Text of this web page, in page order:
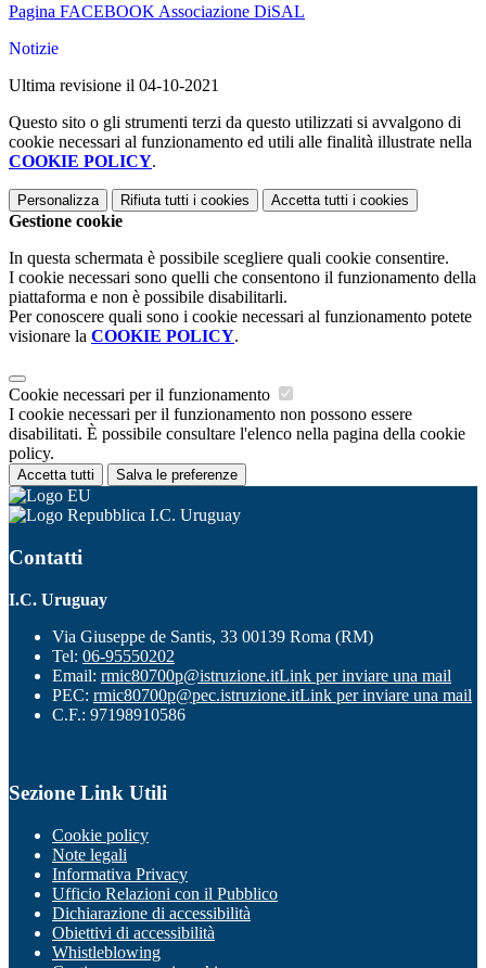
Pagina FACEBOOK Associazione DiSAL
Notizie
Ultima revisione il 04-10-2021
Questo sito o gli strumenti terzi da questo utilizzati si avvalgono di
cookie necessari al funzionamento ed utili alle finalità illustrate nella
COOKIE POLICY.
Personalizza Rifiuta tutti i cookies Accetta tutti i cookies
Gestione cookie
In questa schermata è possibile scegliere quali cookie consentire.
I cookie necessari sono quelli che consentono il funzionamento della
piattaforma e non è possibile disabilitarli.
Per conoscere quali sono i cookie necessari al funzionamento potete
visionare la COOKIE POLICY.
Cookie necessari per il funzionamento
I cookie necessari per il funzionamento non possono essere
disabilitati. È possibile consultare l'elenco nella pagina della cookie
policy.
Accetta tutti Salva le preferenze
I.C. Uruguay
Contatti
I.C. Uruguay
Via Giuseppe de Santis, 33 00139 Roma (RM)
Tel: 06-95550202
Email: rmic80700p@istruzione.itLink per inviare una mail
PEC: rmic80700p@pec.istruzione.itLink per inviare una mail
C.F.: 97198910586
Sezione Link Utili
Cookie policy
Note legali
Informativa Privacy
Ufficio Relazioni con il Pubblico
Dichiarazione di accessibilità
Obiettivi di accessibilità
Whistleblowing